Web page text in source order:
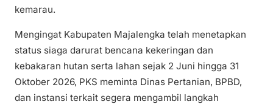
kemarau.
Mengingat Kabupaten Majalengka telah menetapkan
status siaga darurat bencana kekeringan dan
kebakaran hutan serta lahan sejak 2 Juni hingga 31
Oktober 2026, PKS meminta Dinas Pertanian, BPBD,
dan instansi terkait segera mengambil langkah